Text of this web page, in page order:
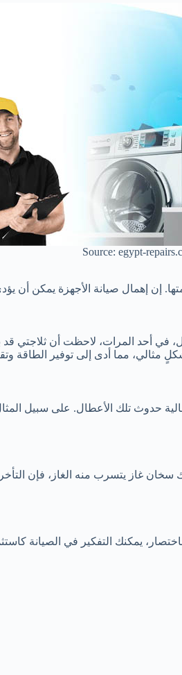
Source: egypt-
إن إهمال صيانة الأجهزة يمكن أن
في أحد المرات، لاحظت أن
مما أدى إلى توفير الطاقة
حدوث تلك الأعطال. على سبيل
غاز يتسرب منه الغاز، فإن
يمكنك التفكير في الصيانة